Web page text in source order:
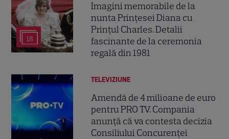
18
Imagini memorabile de la
nunta Prințesei Diana cu
Prințul Charles. Detalii
fascinante de la ceremonia
regală din 1981
TELEVIZIUNE
Amendă de 4 milioane de euro
pentru PRO TV. Compania
anunță că va contesta decizia
Consiliului Concurenței